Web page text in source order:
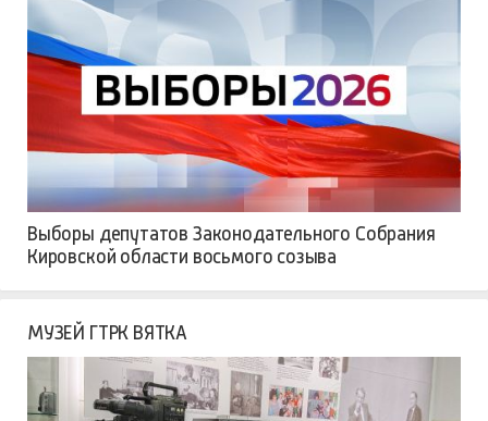
Выборы депутатов Законодательного Собрания
Кировской области восьмого созыва
МУЗЕЙ ГТРК ВЯТКА